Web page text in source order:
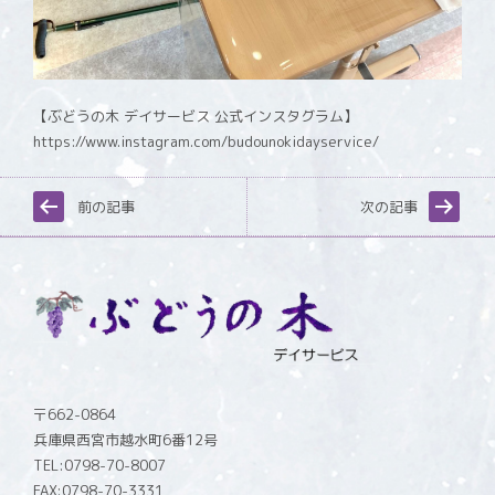
【ぶどうの木 デイサービス 公式インスタグラム】
https://www.instagram.com/budounokidayservice/
前の記事 次の記事
〒662-0864
兵庫県西宮市越水町6番12号
TEL:0798-70-8007
FAX:0798-70-3331